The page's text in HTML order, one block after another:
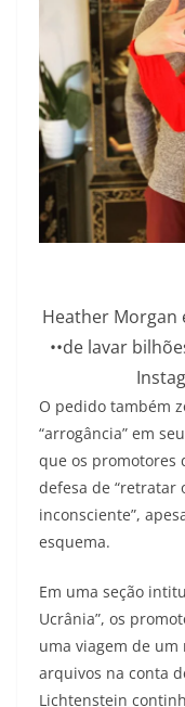
Heather Morgan
••de lavar
O pedido também
“arrogância” em
que os promotores
defesa de “retratar
inconsciente”,
esquema.
Em uma seção
Ucrânia”, os
uma viagem de um
arquivos na conta
Lichtenstein